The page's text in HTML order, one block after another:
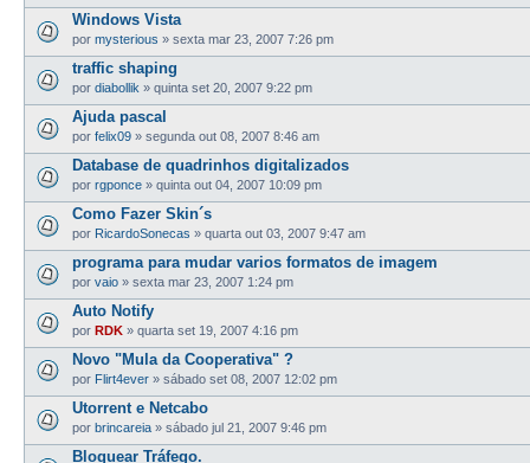
Windows Vista
por mysterious » sexta mar 23, 2007 7:26 pm
traffic shaping
por diabollik » quinta set 20, 2007 9:22 pm
Ajuda pascal
por felix09 » segunda out 08, 2007 8:46 am
Database de quadrinhos digitalizados
por rgponce » quinta out 04, 2007 10:09 pm
Como Fazer Skin´s
por RicardoSonecas » quarta out 03, 2007 9:47 am
programa para mudar varios formatos de imagem
por vaio » sexta mar 23, 2007 1:24 pm
Auto Notify
por RDK » quarta set 19, 2007 4:16 pm
Novo "Mula da Cooperativa" ?
por Flirt4ever » sábado set 08, 2007 12:02 pm
Utorrent e Netcabo
por brincareia » sábado jul 21, 2007 9:46 pm
Bloquear Tráfego.